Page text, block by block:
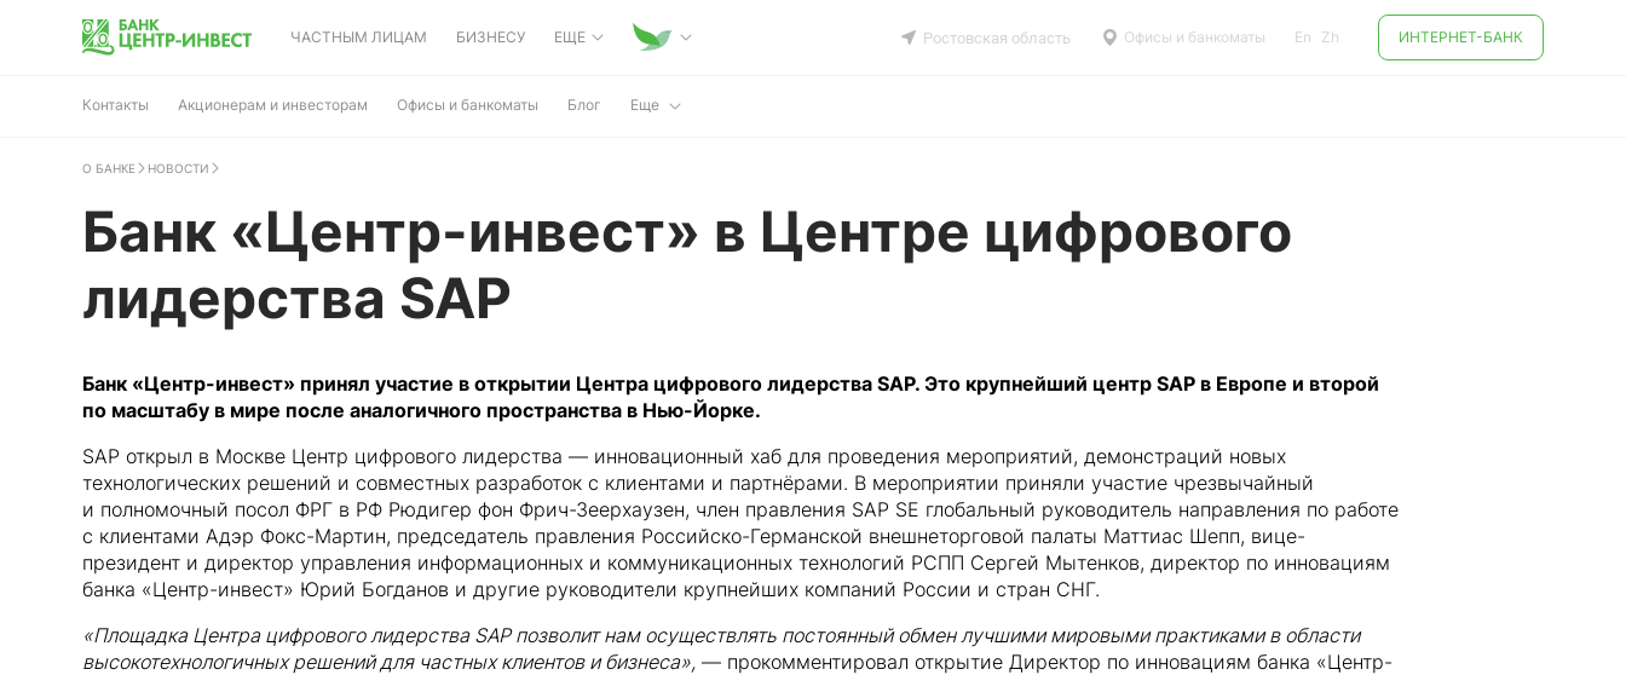
ЧАСТНЫМ ЛИЦАМ БИЗНЕСУ ЕЩЕ Ростовская область Офисы и банкоматы En Zh ИНТЕРНЕТ-БАНК
Контакты Акционерам и инвесторам Офисы и банкоматы Блог Еще
О БАНКЕ НОВОСТИ
Банк «Центр-инвест» в Центре цифрового
лидерства SAP
Банк «Центр-инвест» принял участие в открытии Центра цифрового лидерства SAP. Это крупнейший центр SAP в Европе и второй
по масштабу в мире после аналогичного пространства в Нью-Йорке.
SAP открыл в Москве Центр цифрового лидерства — инновационный хаб для проведения мероприятий, демонстраций новых
технологических решений и совместных разработок с клиентами и партнёрами. В мероприятии приняли участие чрезвычайный
и полномочный посол ФРГ в РФ Рюдигер фон Фрич-Зеерхаузен, член правления SAP SE глобальный руководитель направления по работе
с клиентами Адэр Фокс-Мартин, председатель правления Российско-Германской внешнеторговой палаты Маттиас Шепп, вице-
президент и директор управления информационных и коммуникационных технологий РСПП Сергей Мытенков, директор по инновациям
банка «Центр-инвест» Юрий Богданов и другие руководители крупнейших компаний России и стран СНГ.
«Площадка Центра цифрового лидерства SAP позволит нам осуществлять постоянный обмен лучшими мировыми практиками в области
высокотехнологичных решений для частных клиентов и бизнеса», — прокомментировал открытие Директор по инновациям банка «Центр-